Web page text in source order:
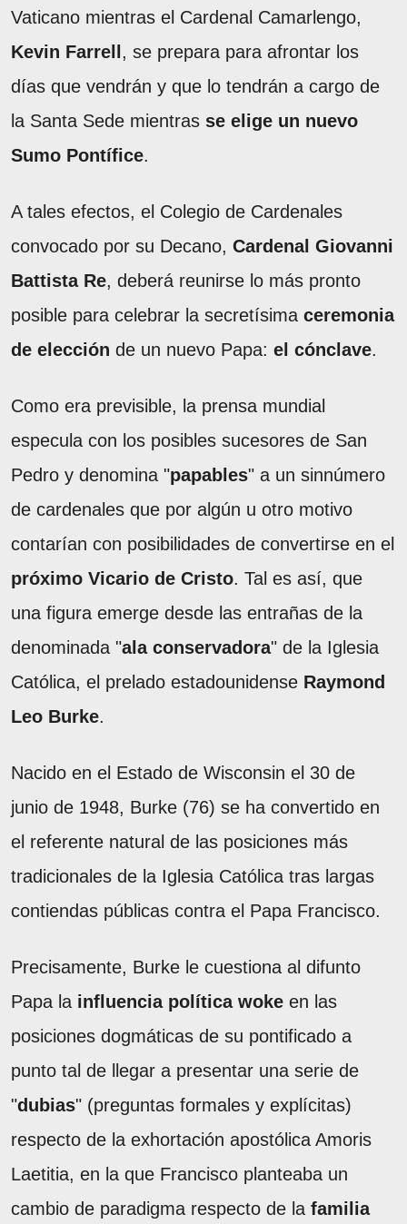
Vaticano mientras el Cardenal Camarlengo,
Kevin Farrell , se prepara para afrontar los
días que vendrán y que lo tendrán a cargo de
la Santa Sede mientras se elige un nuevo
Sumo Pontífice.
A tales efectos, el Colegio de Cardenales
convocado por su Decano, Cardenal Giovanni
Battista Re, deberá reunirse lo más pronto
posible para celebrar la secretísima ceremonia
de elección de un nuevo Papa: el cónclave.
Como era previsible, la prensa mundial
especula con los posibles sucesores de San
Pedro y denomina "papables" a un sinnúmero
de cardenales que por algún u otro motivo
contarían con posibilidades de convertirse en el
próximo Vicario de Cristo. Tal es así, que
una figura emerge desde las entrañas de la
denominada "ala conservadora" de la Iglesia
Católica, el prelado estadounidense Raymond
Leo Burke.
Nacido en el Estado de Wisconsin el 30 de
junio de 1948, Burke (76) se ha convertido en
el referente natural de las posiciones más
tradicionales de la Iglesia Católica tras largas
contiendas públicas contra el Papa Francisco.
Precisamente, Burke le cuestiona al difunto
Papa la influencia política woke en las
posiciones dogmáticas de su pontificado a
punto tal de llegar a presentar una serie de
"dubias" (preguntas formales y explícitas)
respecto de la exhortación apostólica Amoris
Laetitia, en la que Francisco planteaba un
cambio de paradigma respecto de la familia